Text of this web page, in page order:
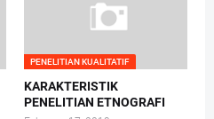
PENELITIAN KUALITATIF
KARAKTERISTIK
PENELITIAN ETNOGRAFI